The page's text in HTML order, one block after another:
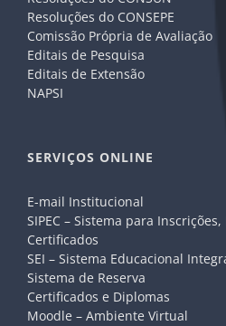
Resoluções do CONSEPE
Comissão Própria de Avaliação
Editais de Pesquisa
Editais de Extensão
NAPSI
SERVIÇOS ONLINE
E-mail Institucional
SIPEC – Sistema para
Certificados
SEI – Sistema Educacional
Sistema de Reserva
Certificados e Diplomas
Moodle – Ambiente Virtual